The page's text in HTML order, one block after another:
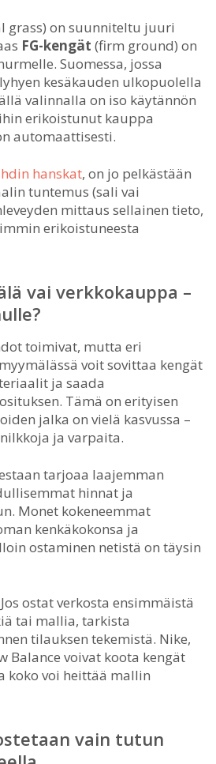
grass) on suunniteltu juuri
FG-kengät (firm ground) on
Suomessa, jossa
kesäkauden ulkopuolella
valinnalla on iso käytännön
erikoistunut kauppa
automaattisesti.
hanskat, on jo pelkästään
tuntemus (sali vai
mittaus sellainen tieto,
erikoistuneesta
vai verkkokauppa –
toimivat, mutta eri
voit sovittaa kengät
ja saada
Tämä on erityisen
jalka on vielä kasvussa –
ja varpaita.
tarjoaa laajemman
hinnat ja
Monet kokeneemmat
kenkäkokonsa ja
ostaminen netistä on täysin
Jos ostat verkosta ensimmäistä
tai mallia, tarkista
tilauksen tekemistä. Nike,
Balance voivat koota kengät
koko voi heittää mallin
vain tutun